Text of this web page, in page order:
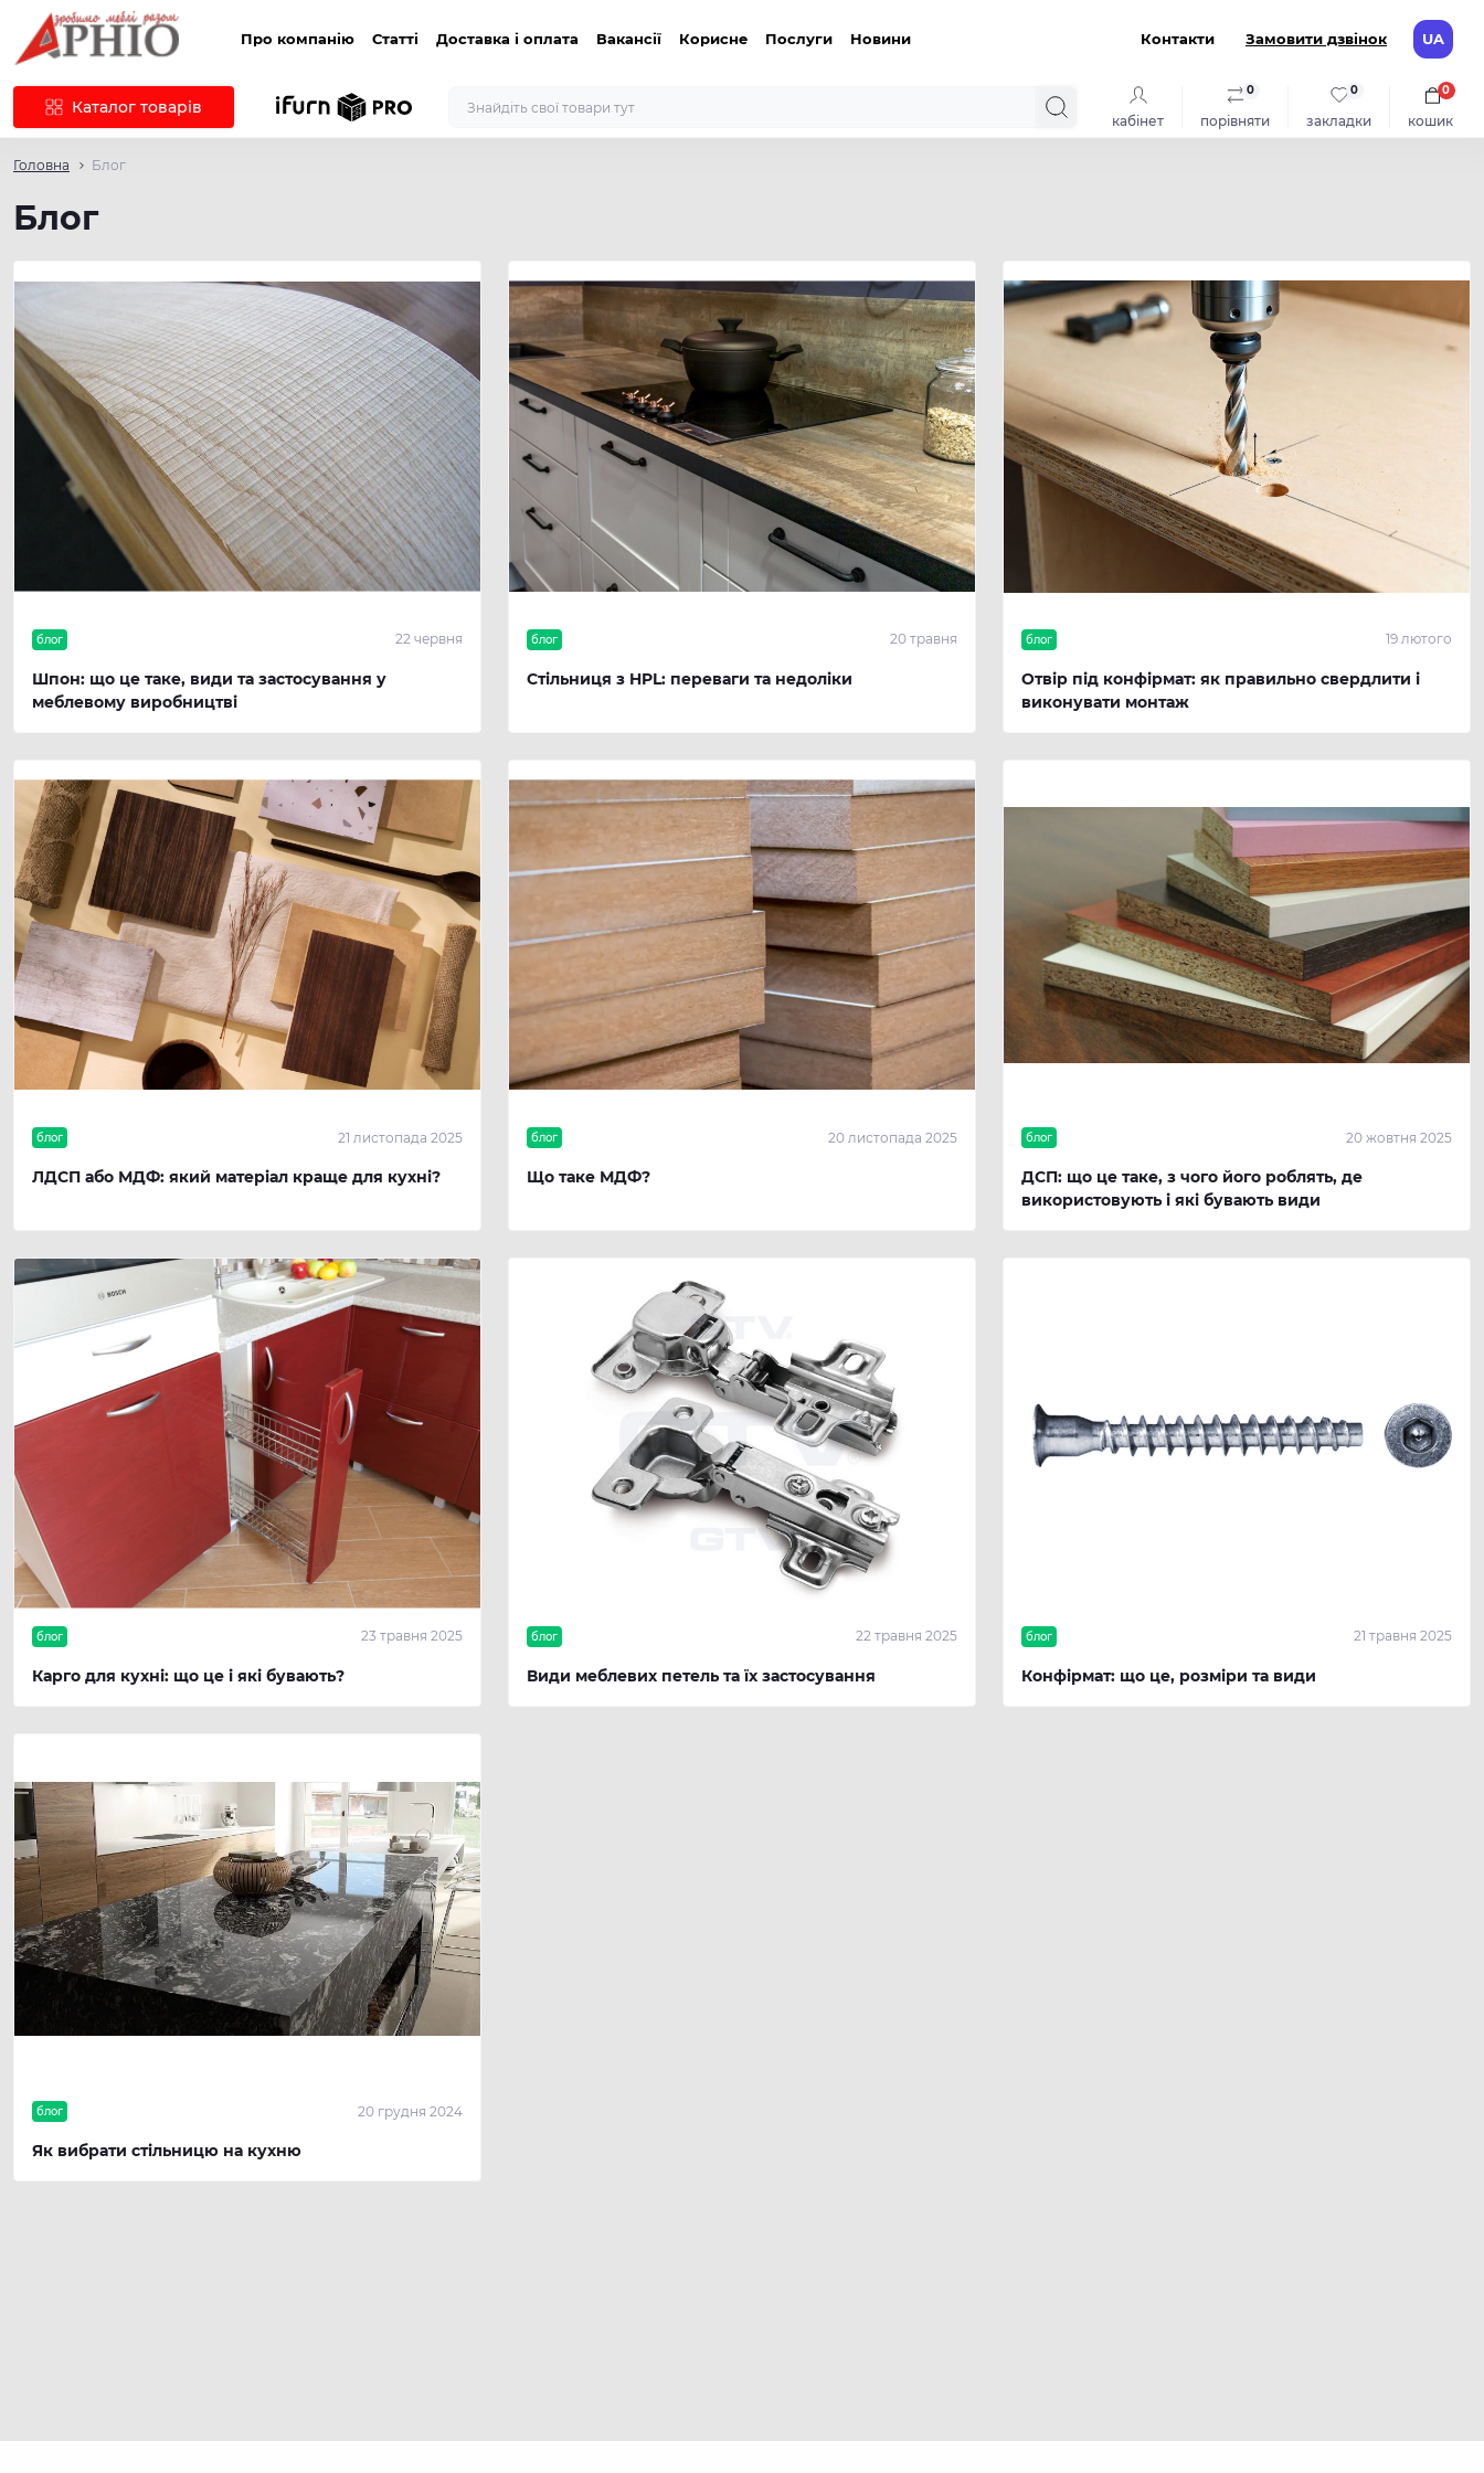
Про компанію Статті Доставка і оплата Вакансії Корисне Послуги Новини Контакти Замовити дзвінок UA
Каталог товарів
кабінет порівняти
0
закладки
0
кошик
0
Головна Блог
Блог
блог 22 червня
Шпон: що це таке, види та застосування у
меблевому виробництві
блог 20 травня
Стільниця з HPL: переваги та недоліки
блог 19 лютого
Отвір під конфірмат: як правильно свердлити і
виконувати монтаж
блог 21 листопада 2025
ЛДСП або МДФ: який матеріал краще для кухні?
блог 20 листопада 2025
Що таке МДФ?
блог 20 жовтня 2025
ДСП: що це таке, з чого його роблять, де
використовують і які бувають види
блог 23 травня 2025
Карго для кухні: що це і які бувають?
блог 22 травня 2025
Види меблевих петель та їх застосування
блог 21 травня 2025
Конфірмат: що це, розміри та види
блог 20 грудня 2024
Як вибрати стільницю на кухню